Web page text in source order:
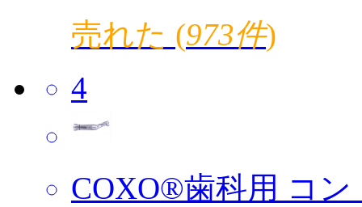
売れた (973件)
4
COXO®歯科用 コン